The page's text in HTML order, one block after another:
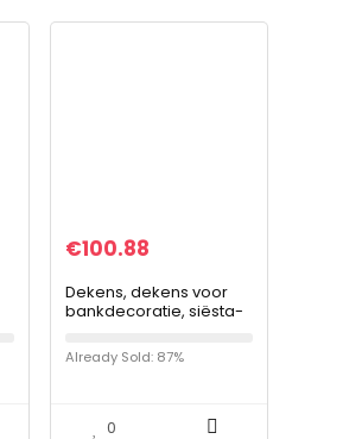
€100.88
Dekens, dekens voor
bankdecoratie, siësta-
wollen verdikte
gebreide dekens
Already Sold: 87%
0